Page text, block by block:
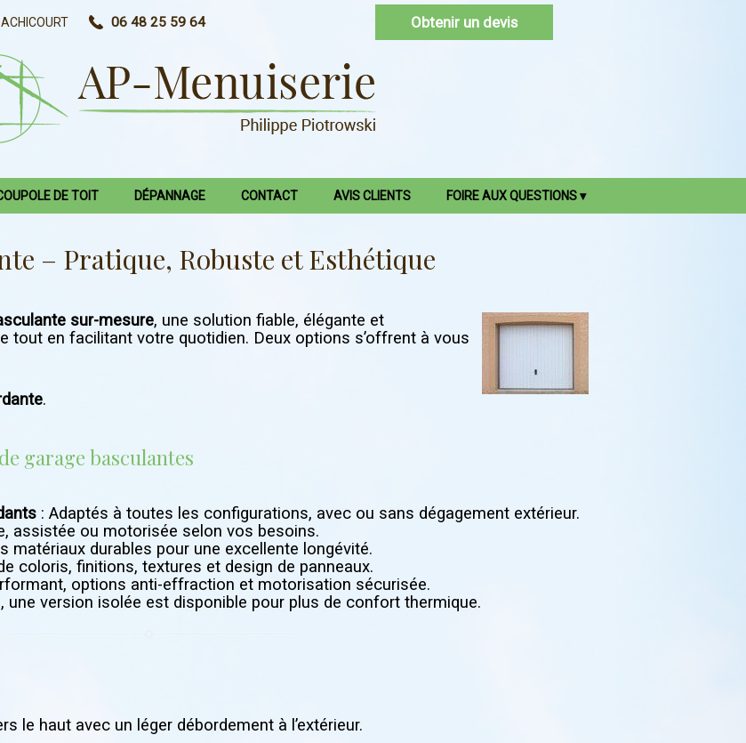
Obtenir un devis
ACHICOURT 06 48 25 59 64
DE TOIT DÉPANNAGE CONTACT AVIS CLIENTS FOIRE AUX QUESTIONS
– Pratique, Robuste et Esthétique
sur-mesure, une solution fiable, élégante et
tout en facilitant votre quotidien. Deux options s’offrent à vous
.
garage basculantes
: Adaptés à toutes les configurations, avec ou sans dégagement extérieur.
assistée ou motorisée selon vos besoins.
matériaux durables pour une excellente longévité.
coloris, finitions, textures et design de panneaux.
options anti-effraction et motorisation sécurisée.
une version isolée est disponible pour plus de confort thermique.
le haut avec un léger débordement à l’extérieur.